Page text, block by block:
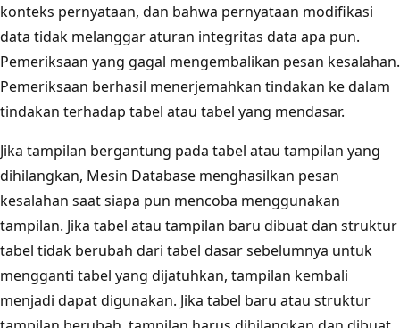
konteks pernyataan, dan bahwa pernyataan modifikasi
data tidak melanggar aturan integritas data apa pun.
Pemeriksaan yang gagal mengembalikan pesan kesalahan.
Pemeriksaan berhasil menerjemahkan tindakan ke dalam
tindakan terhadap tabel atau tabel yang mendasar.
Jika tampilan bergantung pada tabel atau tampilan yang
dihilangkan, Mesin Database menghasilkan pesan
kesalahan saat siapa pun mencoba menggunakan
tampilan. Jika tabel atau tampilan baru dibuat dan struktur
tabel tidak berubah dari tabel dasar sebelumnya untuk
mengganti tabel yang dijatuhkan, tampilan kembali
menjadi dapat digunakan. Jika tabel baru atau struktur